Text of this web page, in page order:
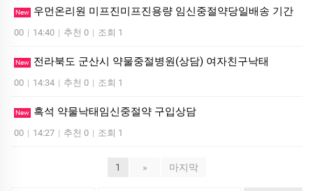
New 우먼온리원 미프진미프진용량 임신중절약당일배송 기간
00 | 14:40 | 추천 0 | 조회 1
New 전라북도 군산시 약물중절병원(상담) 여자친구낙­태
00 | 14:34 | 추천 0 | 조회 1
New 흑석 약물낙태임신중절약 구입상담
00 | 14:27 | 추천 0 | 조회 1
1 » 마지막